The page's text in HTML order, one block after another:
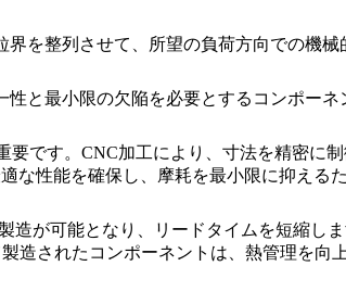
界を整列させて、所望の負荷方向での機
性と最小限の欠陥を必要とするコンポーネ
です。 CNC加工により、寸法を精密に
な性能を確保し、摩耗を最小限に抑える
造が可能となり、リードタイムを短縮し
造されたコンポーネントは、熱管理を向